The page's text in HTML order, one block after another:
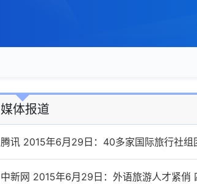
媒体报道
腾讯 2015年6月29日：40多家国际旅行社组
中新网 2015年6月29日：外语旅游人才紧俏